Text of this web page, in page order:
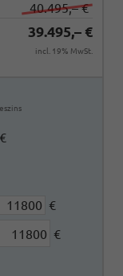
40.495,– €
39.495,– €
incl. 19% MwSt.
€
€